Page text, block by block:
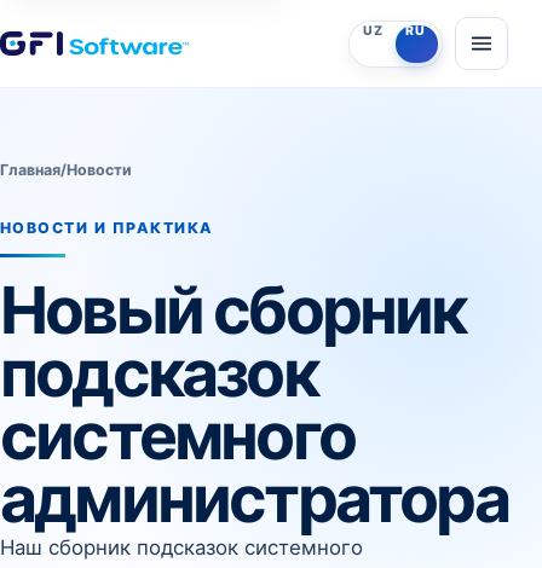
UZO‘zbekcha
RUРусский
Главная/Новости
НОВОСТИ И ПРАКТИКА
Новый сборник
подсказок
системного
администратора
Наш сборник подсказок системного